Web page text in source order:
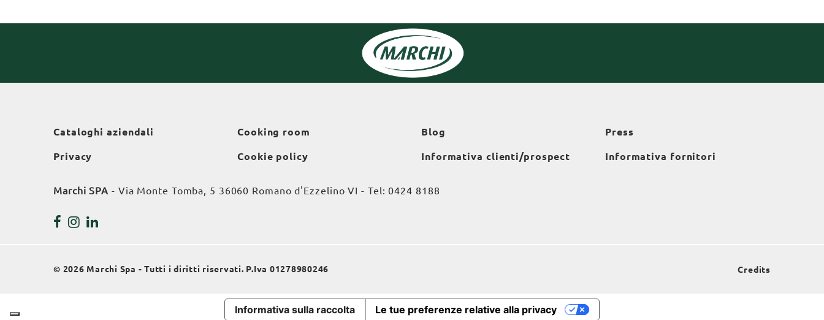
Cataloghi aziendali
Privacy
Cooking room
Cookie policy
Blog
Informativa clienti/prospect
Press
Informativa fornitori
Marchi SPA - Via Monte Tomba, 5 36060 Romano d'Ezzelino VI - Tel:0424 8188
© 2026 Marchi Spa - Tutti i diritti riservati. P.Iva 01278980246 Credits
Informativa sulla raccolta Le tue preferenze relative alla privacy